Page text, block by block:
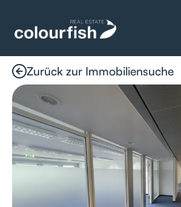
Zurück zur Immobiliensuche
Details anfragen